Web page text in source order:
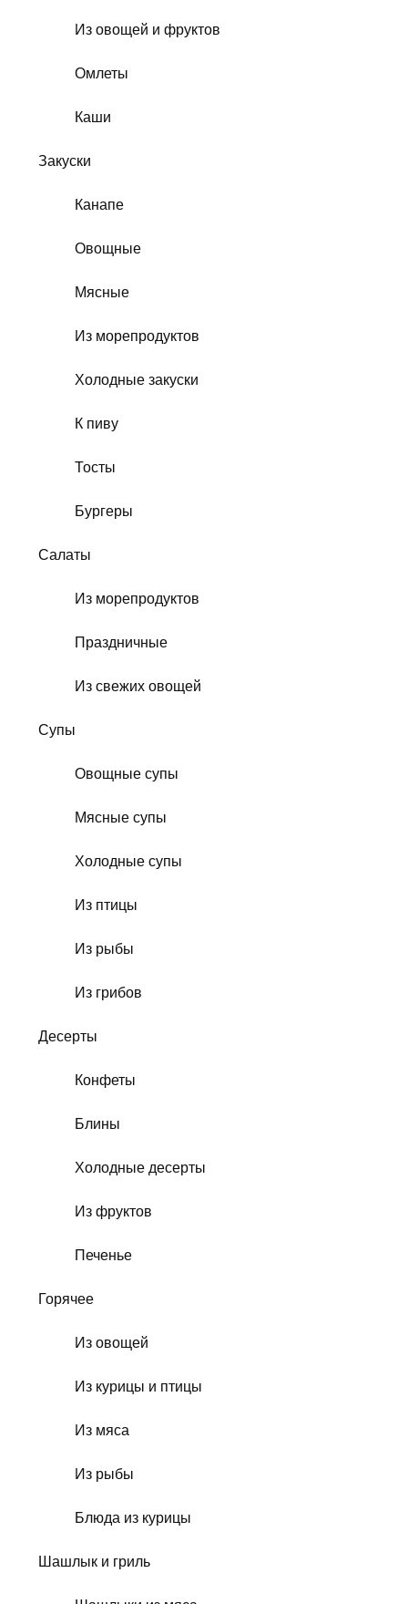
Из овощей и фруктов
Омлеты
Каши
Закуски
Канапе
Овощные
Мясные
Из морепродуктов
Холодные закуски
К пиву
Тосты
Бургеры
Салаты
Из морепродуктов
Праздничные
Из свежих овощей
Супы
Овощные супы
Мясные супы
Холодные супы
Из птицы
Из рыбы
Из грибов
Десерты
Конфеты
Блины
Холодные десерты
Из фруктов
Печенье
Горячее
Из овощей
Из курицы и птицы
Из мяса
Из рыбы
Блюда из курицы
Шашлык и гриль